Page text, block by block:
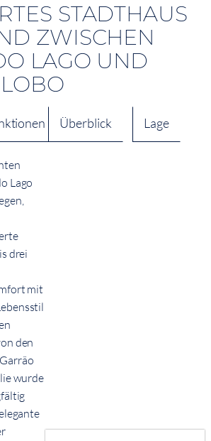
STADTHAUS
ZWISCHEN
LAGO UND
Überblick Lage
Lago
drei
mit
den
wurde